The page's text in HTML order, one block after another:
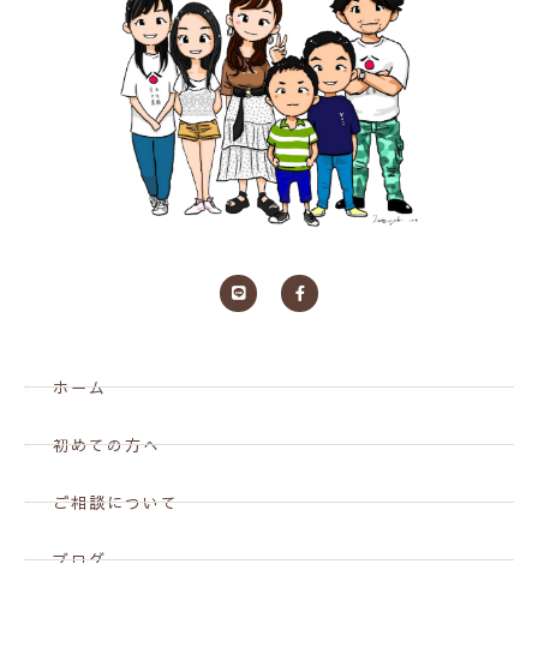
ホーム
初めての方へ
ご相談について
ブログ